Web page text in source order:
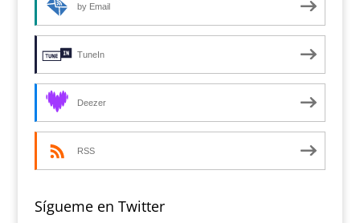
by Email
TuneIn
Deezer
RSS
Sígueme en Twitter